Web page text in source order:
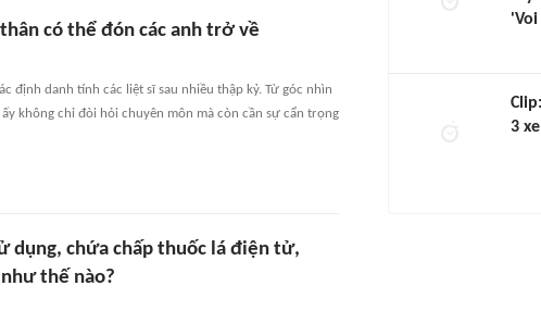
có thể đón các anh trở về
định danh tính các liệt sĩ sau nhiều thập kỷ. Từ góc nhìn
không chỉ đòi hỏi chuyên môn mà còn cần sự cẩn trọng
dụng, chứa chấp thuốc lá điện tử,
thế nào?
3